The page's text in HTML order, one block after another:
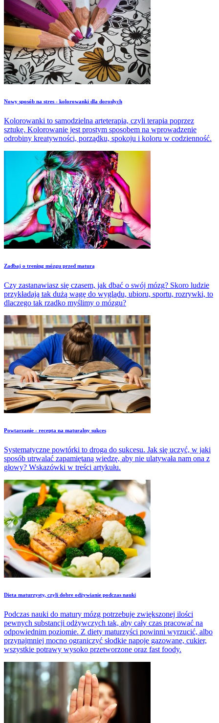
Nowy sposób na stres - kolorowanki dla dorosłych
Kolorowanki to samodzielna arteterapia, czyli terapia poprzez
sztukę. Kolorowanie jest prostym sposobem na wprowadzenie
odrobiny kreatywności, porządku, spokoju i koloru w codzienność.
Zadbaj o trening mózgu przed maturą
Czy zastanawiasz się czasem, jak dbać o swój mózg? Skoro ludzie
przykładają tak dużą wagę do wyglądu, ubioru, sportu, rozrywki, to
dlaczego tak rzadko myślimy o mózgu?
Powtarzanie - recepta na maturalny sukces
Systematyczne powtórki to droga do sukcesu. Jak się uczyć, w jaki
sposób utrwalać zapamiętaną wiedzę, aby nie ulatywała nam ona z
głowy? Wskazówki w treści artykułu.
Dieta maturzysty, czyli dobre odżywianie podczas nauki
Podczas nauki do matury mózg potrzebuje zwiększonej ilości
pewnych substancji odżywczych tak, aby cały czas pracować na
odpowiednim poziomie. Z diety maturzyści powinni wyrzucić, albo
przynajmniej mocno ograniczyć słodkie napoje gazowane, cukier,
wszystkie potrawy wysoko przetworzone oraz fast foody.